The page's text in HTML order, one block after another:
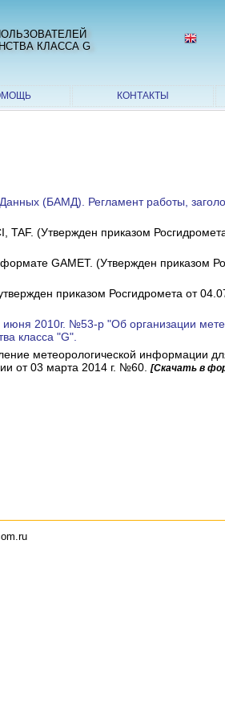
КЛАССА G
КОНТАКТЫ
(БАМД). Регламент работы,
TAF. (Утвержден приказом
GAMET. (Утвержден приказом
приказом Росгидромета от
2010г. №53-р "Об организации
класса "G".
метеорологической информации
от 03 марта 2014 г. №60. [Скачать в